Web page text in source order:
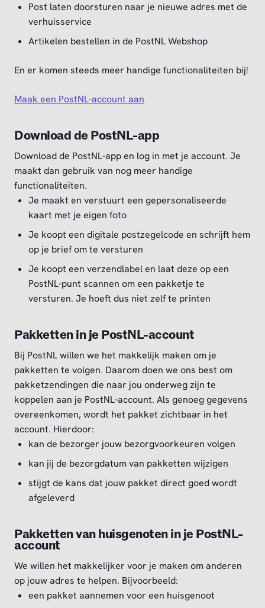
Post laten doorsturen naar je nieuwe adres met de
verhuisservice
Artikelen bestellen in de PostNL Webshop
En er komen steeds meer handige functionaliteiten bij!
Maak een PostNL-account aan
Download de PostNL-app
Download de PostNL-app en log in met je account. Je
maakt dan gebruik van nog meer handige
functionaliteiten.
Je maakt en verstuurt een gepersonaliseerde
kaart met je eigen foto
Je koopt een digitale postzegelcode en schrijft hem
op je brief om te versturen
Je koopt een verzendlabel en laat deze op een
PostNL-punt scannen om een pakketje te
versturen. Je hoeft dus niet zelf te printen
Pakketten in je PostNL-account
Bij PostNL willen we het makkelijk maken om je
pakketten te volgen. Daarom doen we ons best om
pakketzendingen die naar jou onderweg zijn te
koppelen aan je PostNL-account. Als genoeg gegevens
overeenkomen, wordt het pakket zichtbaar in het
account. Hierdoor:
kan de bezorger jouw bezorgvoorkeuren volgen
kan jij de bezorgdatum van pakketten wijzigen
stijgt de kans dat jouw pakket direct goed wordt
afgeleverd
Pakketten van huisgenoten in je PostNL-
account
We willen het makkelijker voor je maken om anderen
op jouw adres te helpen. Bijvoorbeeld:
een pakket aannemen voor een huisgenoot